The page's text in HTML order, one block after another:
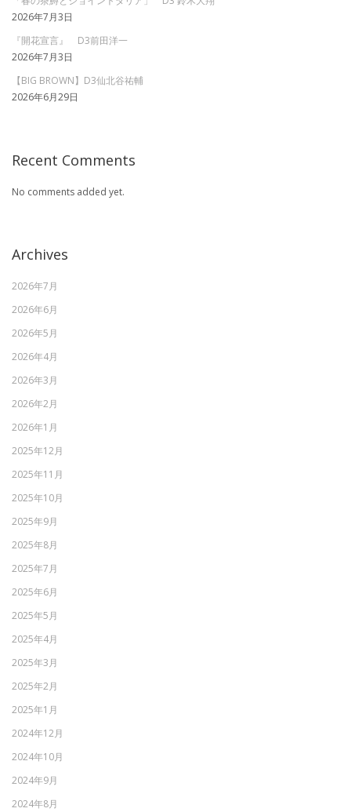
2026年7月3日
『開花宣言』 D3前田洋一
2026年7月3日
【BIG BROWN】D3仙北谷祐輔
2026年6月29日
Recent Comments
No comments added yet.
Archives
2026年7月
2026年6月
2026年5月
2026年4月
2026年3月
2026年2月
2026年1月
2025年12月
2025年11月
2025年10月
2025年9月
2025年8月
2025年7月
2025年6月
2025年5月
2025年4月
2025年3月
2025年2月
2025年1月
2024年12月
2024年10月
2024年9月
2024年8月